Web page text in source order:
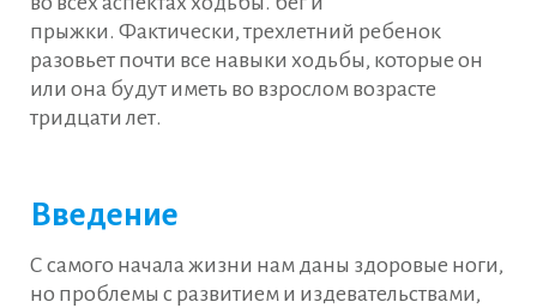
прыжки. Фактически, трехлетний ребенок
разовьет почти все навыки ходьбы, которые он
или она будут иметь во взрослом возрасте
тридцати лет.
Введение
С самого начала жизни нам даны здоровые ноги,
но проблемы с развитием и издевательствами,